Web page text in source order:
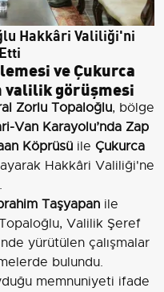
Hakkâri Valiliği'ni
ve Çukurca
valilik görüşmesi
Zorlu Topaloğlu, bölge
Van Karayolu’nda Zap
Köprüsüile Çukurca
Hakkâri Valiliği'ne
Taşyapanile
Valilik Şeref
yürütülen çalışmalar
bulundu.
memnuniyeti ifade